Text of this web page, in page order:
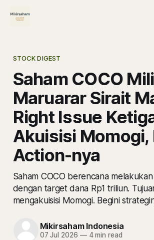
STOCK DIGEST
Saham COCO
Maruarar Sirait
Right Issue
Akuisisi Momogi,
Action-nya
Saham COCO berencana
dengan target dana Rp1 triliun.
mengakuisisi Momogi. Begini
Mikirsaham Indonesia
07 Jul 2026 —4 min read